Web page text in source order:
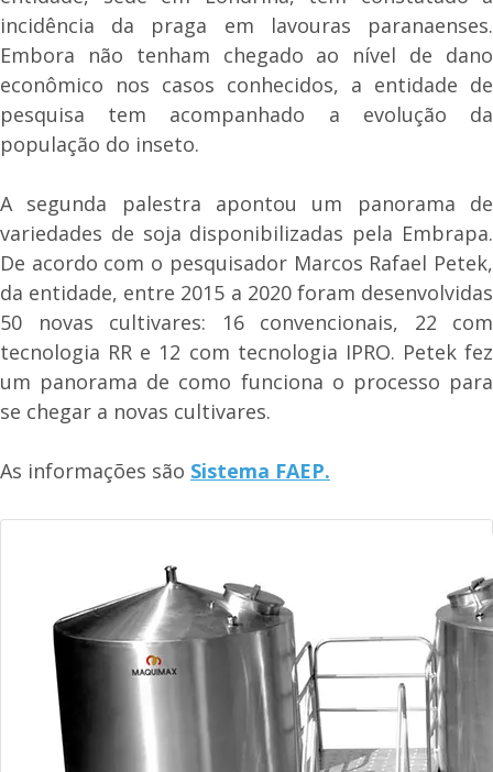
incidência da praga em lavouras paranaenses.
Embora não tenham chegado ao nível de dano
econômico nos casos conhecidos, a entidade de
pesquisa tem acompanhado a evolução da
população do inseto.
A segunda palestra apontou um panorama de
variedades de soja disponibilizadas pela Embrapa.
De acordo com o pesquisador Marcos Rafael Petek,
da entidade, entre 2015 a 2020 foram desenvolvidas
50 novas cultivares: 16 convencionais, 22 com
tecnologia RR e 12 com tecnologia IPRO. Petek fez
um panorama de como funciona o processo para
se chegar a novas cultivares.
As informações são Sistema FAEP.